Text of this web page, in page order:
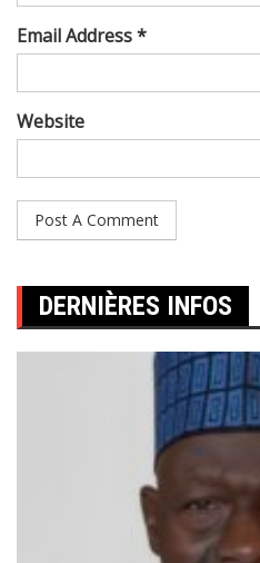
Email Address *
Website
DERNIÈRES INFOS